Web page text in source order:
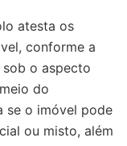
atesta os
conforme a
o aspecto
do
se o imóvel pode
ou misto, além